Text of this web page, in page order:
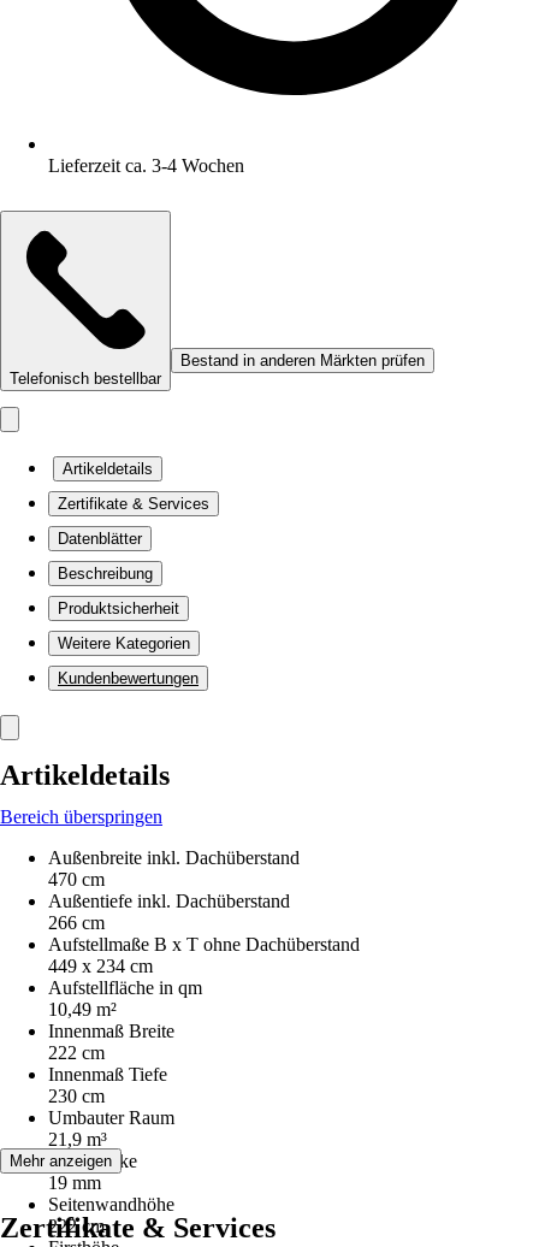
Lieferzeit ca. 3-4 Wochen
Telefonisch bestellbar
Bestand in anderen Märkten prüfen
Artikeldetails
Zertifikate & Services
Datenblätter
Beschreibung
Produktsicherheit
Weitere Kategorien
Kundenbewertungen
Artikeldetails
Bereich überspringen
Außenbreite inkl. Dachüberstand
470 cm
Außentiefe inkl. Dachüberstand
266 cm
Aufstellmaße B x T ohne Dachüberstand
449 x 234 cm
Aufstellfläche in qm
10,49 m²
Innenmaß Breite
222 cm
Innenmaß Tiefe
230 cm
Umbauter Raum
21,9 m³
Wandstärke
19 mm
Seitenwandhöhe
222 cm
Mehr anzeigen
Zertifikate & Services